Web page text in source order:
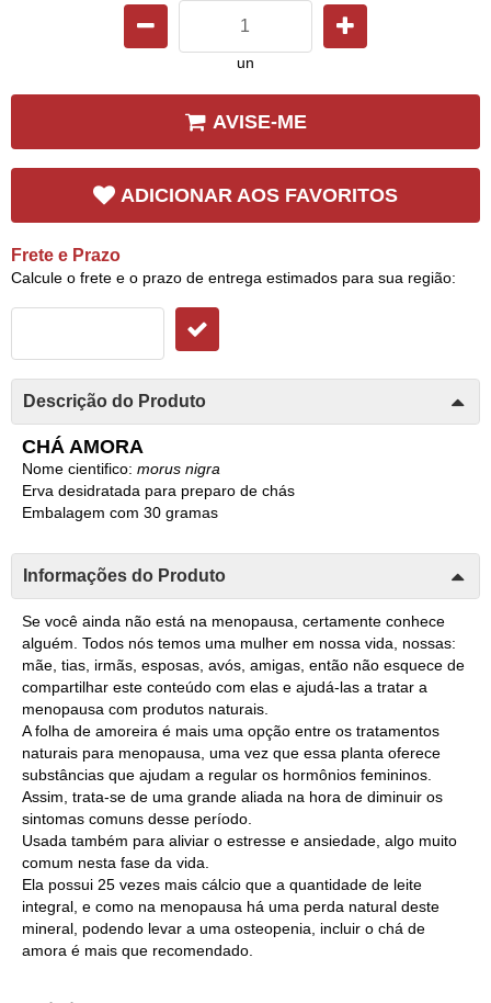
un
AVISE-ME
ADICIONAR AOS FAVORITOS
Frete e Prazo
Calcule o frete e o prazo de entrega estimados para sua região:
Descrição do Produto
CHÁ AMORA
Nome cientifico: morus nigra
Erva desidratada para preparo de chás
Embalagem com 30 gramas
Informações do Produto
Se você ainda não está na menopausa, certamente conhece
alguém. Todos nós temos uma mulher em nossa vida, nossas:
mãe, tias, irmãs, esposas, avós, amigas, então não esquece de
compartilhar este conteúdo com elas e ajudá-las a tratar a
menopausa com produtos naturais.
A folha de amoreira é mais uma opção entre os tratamentos
naturais para menopausa, uma vez que essa planta oferece
substâncias que ajudam a regular os hormônios femininos.
Assim, trata-se de uma grande aliada na hora de diminuir os
sintomas comuns desse período.
Usada também para aliviar o estresse e ansiedade, algo muito
comum nesta fase da vida.
Ela possui 25 vezes mais cálcio que a quantidade de leite
integral, e como na menopausa há uma perda natural deste
mineral, podendo levar a uma osteopenia, incluir o chá de
amora é mais que recomendado.